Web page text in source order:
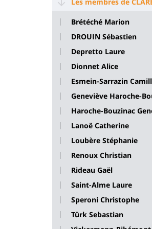
Brétéché Marion
DROUIN Sébastien
Depretto Laure
Dionnet Alice
Esmein-Sarrazin
Geneviève Haroche-
Haroche-Bouzinac
Lanoë Catherine
Loubère Stéphanie
Renoux Christian
Rideau Gaël
Saint-Alme Laure
Speroni Christophe
Türk Sebastian